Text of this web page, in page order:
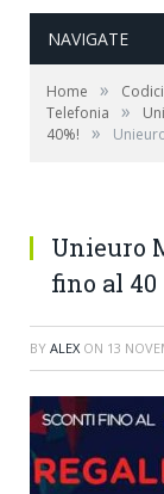
NAVIGATE
Home »
Telefonia
»
40%!
»
Unieuro
fino al 40
BY ALEX ON 13